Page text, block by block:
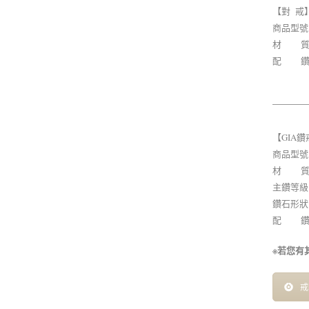
【對 戒】
商品型
材 質：
配 鑽
【GIA鑽
商品型
材 質
主鑽等
鑽石形
配 鑽
※若您有